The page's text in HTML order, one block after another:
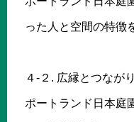
った人と空間の特徴
４-２. 広縁とつながり
ポートランド日本庭